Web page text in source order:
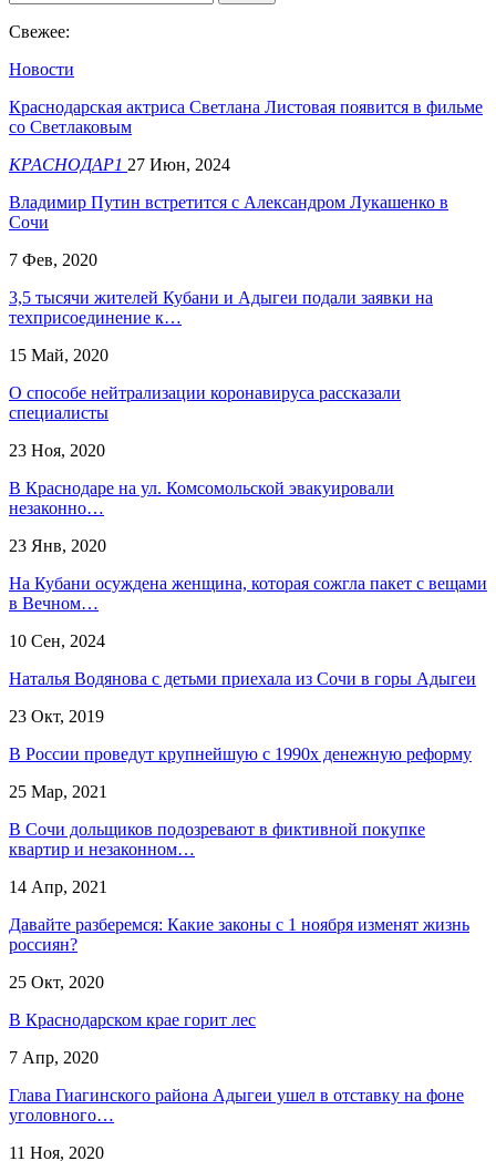
Свежее:
Новости
Краснодарская актриса Светлана Листовая появится в фильме
со Светлаковым
КРАСНОДАР1 27 Июн, 2024
Владимир Путин встретится с Александром Лукашенко в
Сочи
7 Фев, 2020
3,5 тысячи жителей Кубани и Адыгеи подали заявки на
техприсоединение к…
15 Май, 2020
О способе нейтрализации коронавируса рассказали
специалисты
23 Ноя, 2020
В Краснодаре на ул. Комсомольской эвакуировали
незаконно…
23 Янв, 2020
На Кубани осуждена женщина, которая сожгла пакет с вещами
в Вечном…
10 Сен, 2024
Наталья Водянова с детьми приехала из Сочи в горы Адыгеи
23 Окт, 2019
В России проведут крупнейшую с 1990х денежную реформу
25 Мар, 2021
В Сочи дольщиков подозревают в фиктивной покупке
квартир и незаконном…
14 Апр, 2021
Давайте разберемся: Какие законы с 1 ноября изменят жизнь
россиян?
25 Окт, 2020
В Краснодарском крае горит лес
7 Апр, 2020
Глава Гиагинского района Адыгеи ушел в отставку на фоне
уголовного…
11 Ноя, 2020